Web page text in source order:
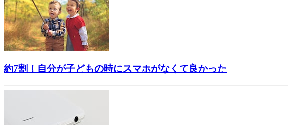
約7割！自分が子どもの時にスマホがなくて良かった